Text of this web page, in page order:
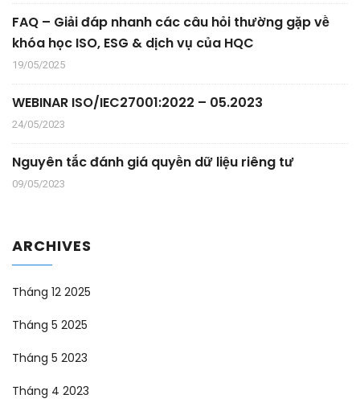
FAQ – Giải đáp nhanh các câu hỏi thường gặp về
khóa học ISO, ESG & dịch vụ của HQC
19/05/2025
WEBINAR ISO/IEC27001:2022 – 05.2023
24/05/2023
Nguyên tắc đánh giá quyền dữ liệu riêng tư
09/05/2023
ARCHIVES
Tháng 12 2025
Tháng 5 2025
Tháng 5 2023
Tháng 4 2023